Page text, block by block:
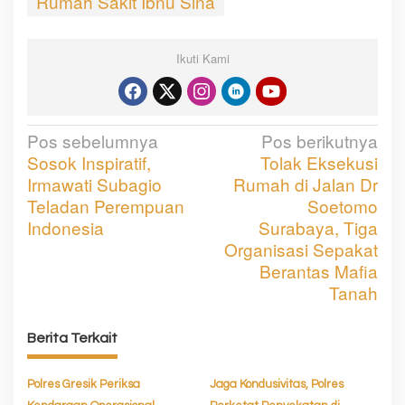
Ikuti Kami
N
a
v
i
i
p
Pos sebelumnya
Sosok Inspiratif,
Irmawati Subagio
Teladan Perempuan
Indonesia
Pos berikutnya
Tolak Eksekusi
Rumah di Jalan Dr
Soetomo
Surabaya, Tiga
Organisasi Sepakat
Berantas Mafia
Tanah
Berita Terkait
Polres Gresik Periksa
Jaga Kondusivitas, Polres